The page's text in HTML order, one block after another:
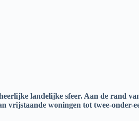
landelijke sfeer. Aan de rand
vrijstaande woningen tot twee-onder-